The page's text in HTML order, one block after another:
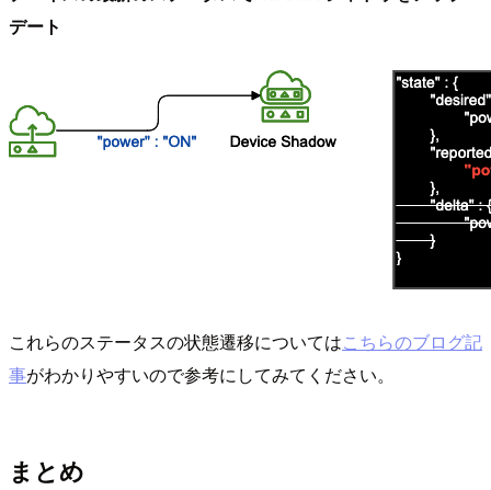
デート
これらのステータスの状態遷移についてはこちらのブログ記
事がわかりやすいので参考にしてみてください。
まとめ